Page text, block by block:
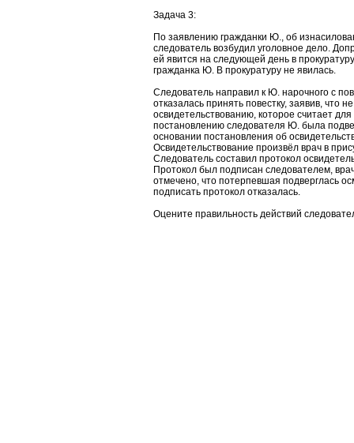
Задача 3:
По заявлению гражданки Ю., об
следователь возбудил уголовное дело.
ей явится на следующей день в
гражданка Ю. В прокуратуру не явилась.
Следователь направил к Ю. нарочного с
отказалась принять повестку, заявив, что
освидетельствованию, которое считает
постановлению следователя Ю. была
основании постановления об
Освидетельствование произвёл врач в
Следователь составил протокол
Протокол был подписан следователем,
отмечено, что потерпевшая подверглась
подписать протокол отказалась.
Оцените правильность действий